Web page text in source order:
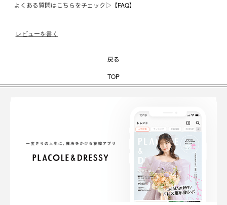
よくある質問はこちらをチェック▷ 【FAQ】
レビューを書く
戻る
TOP